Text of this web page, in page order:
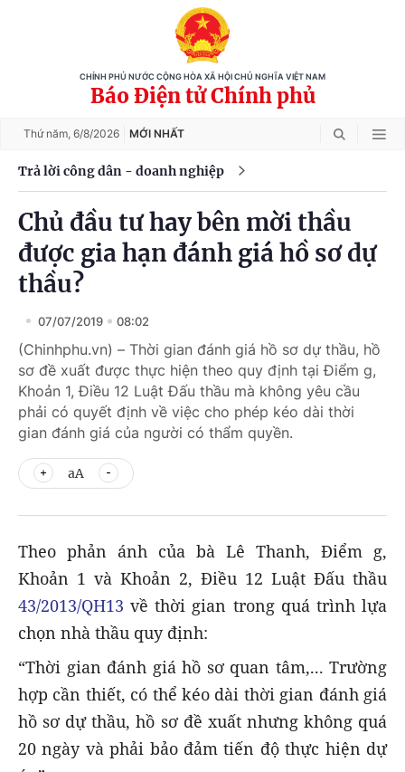
CHÍNH PHỦ NƯỚC CỘNG HÒA XÃ HỘI CHỦ NGHĨA VIỆT NAM
Báo Điện tử Chính phủ
Thứ năm, 6/8/2026 MỚI NHẤT
Trả lời công dân - doanh nghiệp
Chủ đầu tư hay bên mời thầu
được gia hạn đánh giá hồ sơ dự
thầu?
07/07/2019 08:02
(Chinhphu.vn) – Thời gian đánh giá hồ sơ dự thầu, hồ
sơ đề xuất được thực hiện theo quy định tại Điểm g,
Khoản 1, Điều 12 Luật Đấu thầu mà không yêu cầu
phải có quyết định về việc cho phép kéo dài thời
gian đánh giá của người có thẩm quyền.
aA
Theo phản ánh của bà Lê Thanh, Điểm g,
Khoản 1 và Khoản 2, Điều 12 Luật Đấu thầu
43/2013/QH13 về thời gian trong quá trình lựa
chọn nhà thầu quy định:
“Thời gian đánh giá hồ sơ quan tâm,... Trường
hợp cần thiết, có thể kéo dài thời gian đánh giá
hồ sơ dự thầu, hồ sơ đề xuất nhưng không quá
20 ngày và phải bảo đảm tiến độ thực hiện dự